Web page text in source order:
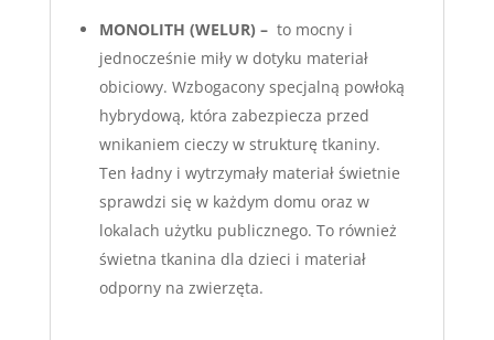
MONOLITH (WELUR) – to mocny i
jednocześnie miły w dotyku materiał
obiciowy. Wzbogacony specjalną powłoką
hybrydową, która zabezpiecza przed
wnikaniem cieczy w strukturę tkaniny.
Ten ładny i wytrzymały materiał świetnie
sprawdzi się w każdym domu oraz w
lokalach użytku publicznego. To również
świetna tkanina dla dzieci i materiał
odporny na zwierzęta.